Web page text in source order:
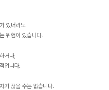
있더라도
위험이 있습니다.
거나,
입니다.
기 끊을 수는 없습니다.